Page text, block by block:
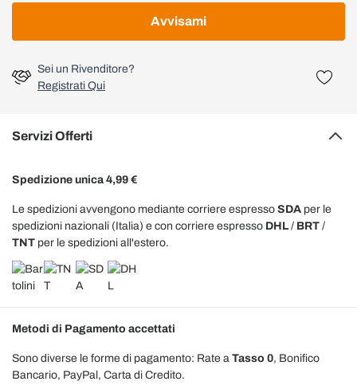
Avvisami
Sei un Rivenditore?
Registrati Qui
Servizi Offerti
Spedizione unica 4,99 €
Le spedizioni avvengono mediante corriere espresso SDA per le
spedizioni nazionali (Italia) e con corriere espresso DHL / BRT /
TNT per le spedizioni all'estero.
Metodi di Pagamento accettati
Sono diverse le forme di pagamento: Rate a Tasso 0, Bonifico
Bancario, PayPal, Carta di Credito.